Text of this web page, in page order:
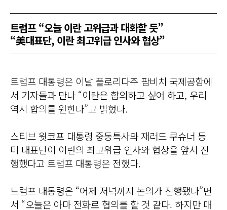
트럼프 “오늘 이란 고위급과 대화할 듯”
“美대표단, 이란 최고위급 인사와 협상”
트럼프 대통령은 이날 플로리다주 팜비치 국제공항에
서 기자들과 만나 “이란은 합의하고 싶어 하고, 우리
역시 합의를 원한다”고 밝혔다.
스티브 윗코프 대통령 중동특사와 재러드 쿠슈너 등
미 대표단이 이란의 최고위급 인사와 협상을 앞서 진
행했다고 트럼프 대통령은 전했다.
트럼프 대통령은 “어제 저녁까지 논의가 진행됐다”면
서 “오늘은 아마 전화로 협의를 할 것 같다. 하지만 매